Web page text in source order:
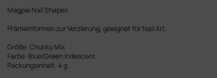
Magpie Nail Shapes
Prämienformen zur Verzierung, geeignet für Nail Art.
Größe: Chunky Mix
Farbe: Blue/Green Iridescent
Packungsinhalt: 4 g